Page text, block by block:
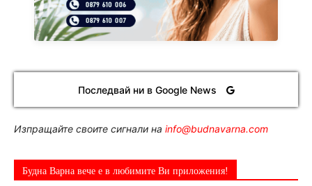
Последвай ни в Google News
Изпращайте своите сигнали на info@budnavarna.com
Будна Варна вече е в любимите Ви приложения!